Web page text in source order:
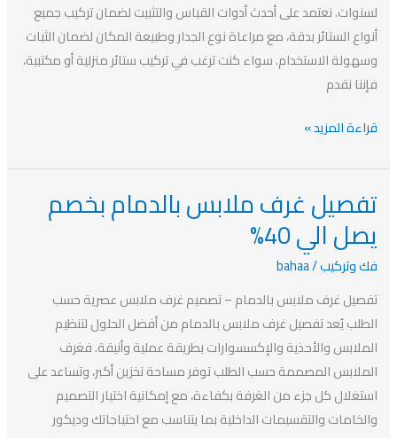
لسنوات. نعتمد على أحدث أدوات القياس والتثبيت لضمان تركيب جميع
أنواع الستائر بدقة، مع مراعاة نوع الجدار وطبيعة المكان لضمان الثبات
وسهولة الاستخدام. سواء كنت ترغب في تركيب ستائر منزلية أو مكتبية،
فإننا نقدم
الي
40%
قراءة المزيد »
تفصيل غرف ملابس بالدمام بخصم
يصل الي 40%
فك وتركيب/
bahaa
تفصيل غرف ملابس بالدمام – تصميم غرف ملابس عصرية حسب
الطلب يُعد تفصيل غرف ملابس بالدمام من أفضل الحلول لتنظيم
الملابس والأحذية والإكسسوارات بطريقة عملية وأنيقة. فغرف
الملابس المصممة حسب الطلب توفر مساحة تخزين أكبر، وتساعد على
استغلال كل جزء من الغرفة بكفاءة، مع إمكانية اختيار التصميم
والخامات والتقسيمات الداخلية بما يتناسب مع احتياجاتك وديكور
تفصيل
ملابس
بالدمام
بخصم
يصل
الي
40%